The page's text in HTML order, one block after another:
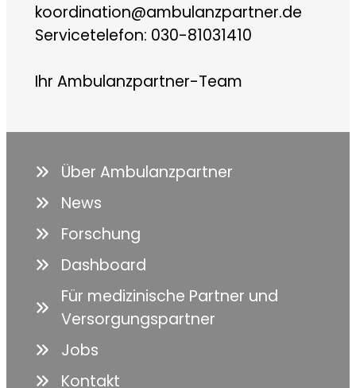
koordination@ambulanzpartner.de
Servicetelefon: 030-81031410
Ihr Ambulanzpartner-Team
Über Ambulanzpartner
News
Forschung
Dashboard
Für medizinische Partner und
Versorgungspartner
Jobs
Kontakt